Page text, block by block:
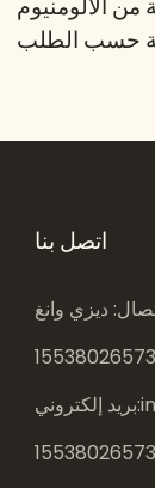
الألومنيوم
حسب الطلب
اتصل بنا
ديزي وانغ
15538026573
بريد إلكتروني:
15538026573